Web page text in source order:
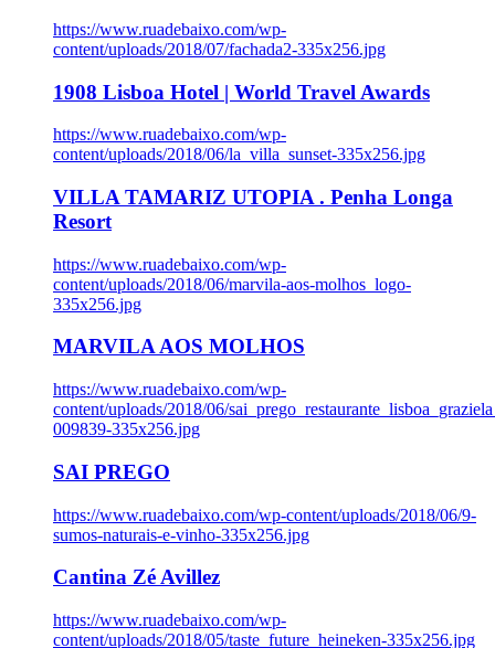
https://www.ruadebaixo.com/wp-
content/uploads/2018/07/fachada2-335x256.jpg
1908 Lisboa Hotel | World Travel Awards
https://www.ruadebaixo.com/wp-
content/uploads/2018/06/la_villa_sunset-335x256.jpg
VILLA TAMARIZ UTOPIA . Penha Longa
Resort
https://www.ruadebaixo.com/wp-
content/uploads/2018/06/marvila-aos-molhos_logo-
335x256.jpg
MARVILA AOS MOLHOS
https://www.ruadebaixo.com/wp-
content/uploads/2018/06/
009839-335x256.jpg
SAI PREGO
https://www.ruadebaixo.com/wp-content/uploads/2018/06/9-
sumos-naturais-e-vinho-335x256.jpg
Cantina Zé Avillez
https://www.ruadebaixo.com/wp-
content/uploads/2018/05/taste_future_heineken-335x256.jpg